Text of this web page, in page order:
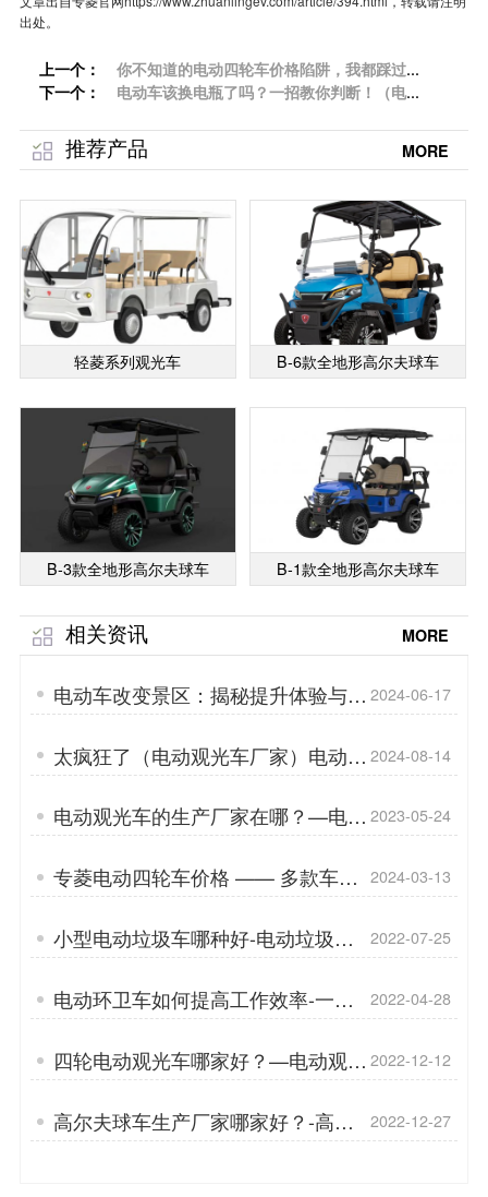
出处。
上一个：
你不知道的电动四轮车价格陷阱，我都踩过
——车型[专菱]
下一个：
电动车该换电瓶了吗？一招教你判断！（电动
推荐产品 MORE
轻菱系列观光车 B-6款全地形高尔夫球车
B-3款全地形高尔夫球车 B-1款全地形高尔夫球车
相关资讯 MORE
电动车改变景区：揭秘提升体验与效
率的秘诀！「专菱」
2024-06-17
太疯狂了（电动观光车厂家）电动观
光车价格及图片「专菱」
2024-08-14
电动观光车的生产厂家在哪？—电动
观光车的后期保养注意事项「专菱」
2023-05-24
专菱电动四轮车价格 —— 多款车
型，如何抉择？性价比为王，选车不
迷茫
2024-03-13
小型电动垃圾车哪种好-电动垃圾车
保养「专菱」
2022-07-25
电动环卫车如何提高工作效率-一举
多得好宝贝「专菱」
2022-04-28
四轮电动观光车哪家好？—电动观光
车的爬坡能力怎么样？[专菱]
2022-12-12
高尔夫球车生产厂家哪家好？-高尔
夫球车的驾驶规则「专菱」
2022-12-27